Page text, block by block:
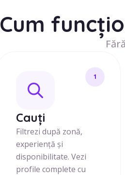
Cum
1
Cauți
Filtrezi după zonă,
experiență și
disponibilitate. Vezi
profile complete cu